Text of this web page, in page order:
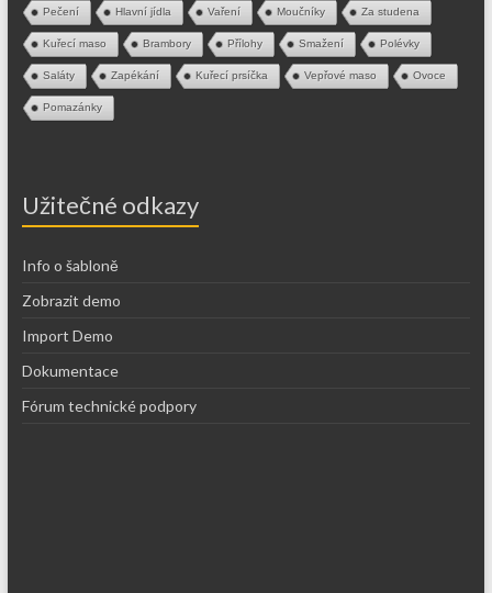
Pečení Hlavní jídla Vaření Moučníky Za studena
Kuřecí maso Brambory Přílohy Smažení Polévky
Saláty Zapékání Kuřecí prsíčka Vepřové maso Ovoce
Pomazánky
Užitečné odkazy
Info o šabloně
Zobrazit demo
Import Demo
Dokumentace
Fórum technické podpory